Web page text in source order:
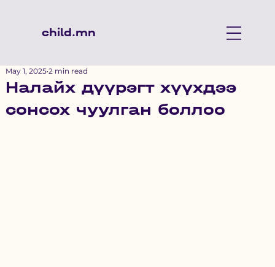
child.mn
Налайх дүүрэгт хүүхдээ
сонсох чуулган боллоо
May 1, 2025 2 min read